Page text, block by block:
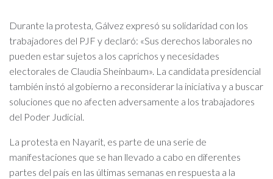
Durante la protesta, Gálvez expresó su solidaridad con los
trabajadores del PJF y declaró: «Sus derechos laborales no
pueden estar sujetos a los caprichos y necesidades
electorales de Claudia Sheinbaum». La candidata presidencial
también instó al gobierno a reconsiderar la iniciativa y a buscar
soluciones que no afecten adversamente a los trabajadores
del Poder Judicial.
La protesta en Nayarit, es parte de una serie de
manifestaciones que se han llevado a cabo en diferentes
partes del país en las últimas semanas en respuesta a la